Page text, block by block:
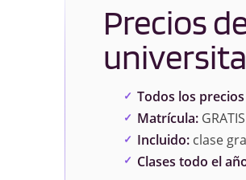
Precios
Todos los
Matrícula:
Incluido: clase
Clases todo el